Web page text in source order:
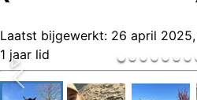
Laatst bijgewerkt: 26 april 2025,
1 jaar lid